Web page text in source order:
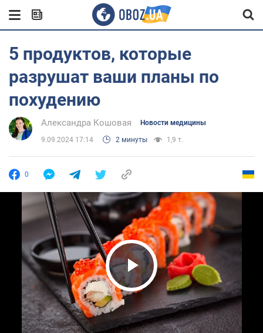
5 продуктов, которые
разрушат ваши планы по
похудению
Александра Кошовая Новости медицины
9.09.2024 17:14 2 минуты 1,9 т.
0
Play Video